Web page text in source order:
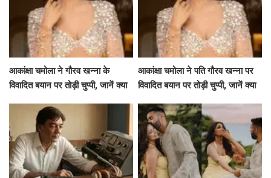
आकांक्षा चमोला ने गौरव खन्ना के
विवादित बयान पर तोड़ी चुप्पी, जानें क्या
आकांक्षा चमोला ने पति गौरव खन्ना पर
विवादित बयान पर तोड़ी चुप्पी, जानें क्या